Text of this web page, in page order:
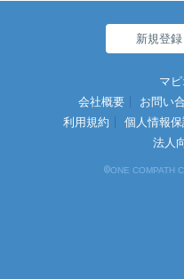
新規登録
マ
会社概要
お問い
利用規約
個人情報
法人
©ONE COMPATH